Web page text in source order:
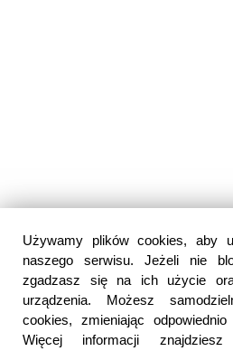
Używamy plików cookies, aby
naszego serwisu. Jeżeli nie
zgadzasz się na ich użycie
urządzenia. Możesz
cookies, zmieniając odpowiednio
Więcej informacji